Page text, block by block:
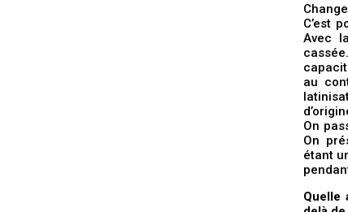
C’est
Avec
au
On
On
étant
Quelle